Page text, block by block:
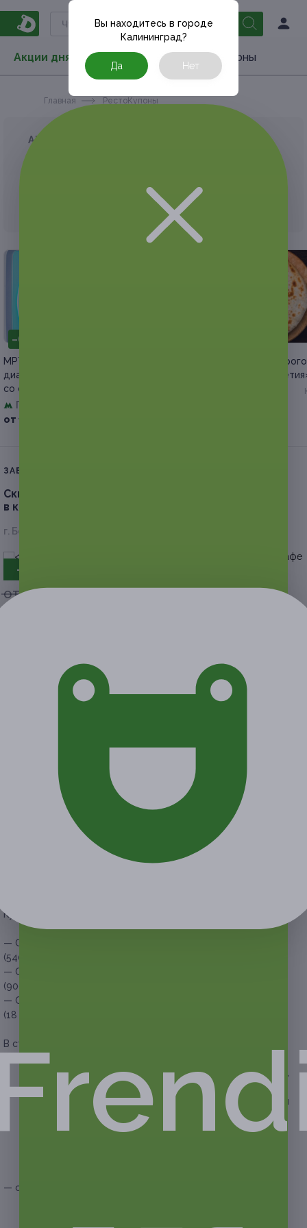
Акции дня Товары Туризм РестоКупоны
Вы находитесь в городе
Калининград?
Да Нет
Главная РестоКупоны
АКЦИЯ, КОТОРУЮ ВЫ ИСКАЛИ, ЗАВЕРШЕНА.
Но у Frendi есть предложения, которые
могут вам понравиться!
–64%
МРТ в «Европейском
диагностическом центре»
со скидкой
Павелецкая
от 1 980 руб.
Сет из осетинских
пицц от пекарни
ЗАВЕРШЁННАЯ АКЦИЯ
Скидка до 50%.
в кафе «Де Париж»
г. Белгород, бул. Народный, д. 48
- 50%
от 10 800 руб. от 5 400 руб.
Поделиться с друзьями
9 мая 2021 г.
Описание Адреса Вопросы
Срок действия купонов:
с 04.03.2021 до 09.05.2021
(включительно).
Вы можете предъявить купон в электронном или
Купон действует на следующие виды услуг:
— Скидка 50% на банкет для компании из 6 человек
(5400 руб. вместо 10 800 руб.)
— Скидка 50% на банкет для компании из 10 человек
(9000 руб. вместо 18 000 руб.)
— Скидка 50% на банкет для компании из 20 человек
(18 000 руб. вместо 36 000 руб.)
В стоимость купона на банкет входит:
— ассорти мясное (копченые, сырокопченые колбасы,
язык, сыр сливочный) — 250 г;
— русские традиционные соленья (помидоры, огурцы
бочковые, квашеная капуста, грибы) — 400 г;
— сельдь домашнего посола (подаётся на ржаных
— салаты на выбор (на 10/20 человек):